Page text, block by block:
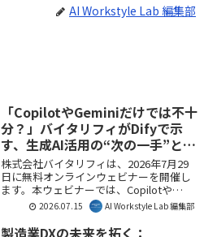
AI Workstyle Lab 編集部
「CopilotやGeminiだけでは不十
分？」バイタリフィがDifyで示
す、生成AI活用の“次の一手”と賢
い役割分担
株式会社バイタリフィは、2026年7月29
日に無料オンラインウェビナーを開催し
ます。本ウェビナーでは、Copilotや
Geminiといった既製AIツールの限界を明
確にし、オープンソースのDifyを活用し
て、それらを補完し自社の業務にフィッ
2026.07.15 AI Workstyle Lab 編集部
製造業DXの未来を拓く：